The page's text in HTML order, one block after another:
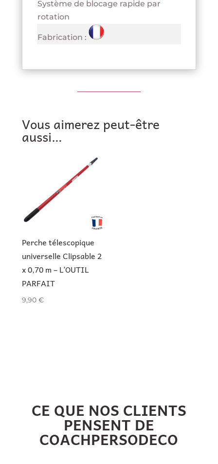
Système de blocage rapide par
rotation
Fabrication :
Vous aimerez peut-être
aussi…
Perche télescopique
universelle Clipsable 2
x 0,70 m – L’OUTIL
PARFAIT
9,90 €
CE QUE NOS CLIENTS
PENSENT DE
COACHPERSODECO